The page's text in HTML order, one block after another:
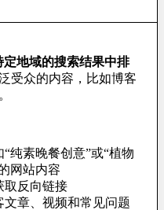
定地域的搜索结果中排
受众的内容，比如博客
纯素晚餐创意”或“植物
网站内容
取反向链接
章、视频和常见问题